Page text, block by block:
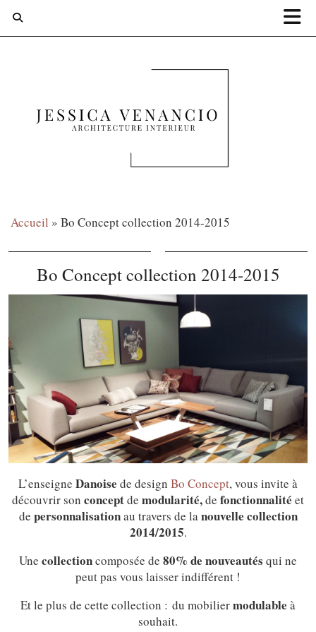
Accueil » Bo Concept collection 2014-2015
Bo Concept collection 2014-2015
L’enseigne Danoise de design Bo Concept, vous invite à
découvrir son conceptde modularité,de fonctionnalité et
de personnalisationau travers de lanouvelle collection
2014/2015.
Une collectioncomposée de 80% de nouveautés qui ne
peut pas vous laisser indifférent !
Et le plus de cette collection : du mobiliermodulable à
souhait.